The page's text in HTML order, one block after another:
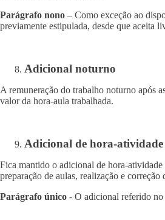
Parágrafo nono – Como exceção ao
previamente estipulada, desde que aceita
Adicional noturno
A remuneração do trabalho noturno após
valor da hora-aula trabalhada.
Adicional de hora-atividade
Fica mantido o adicional de hora-
preparação de aulas, realização e
Parágrafo único - O adicional referido no